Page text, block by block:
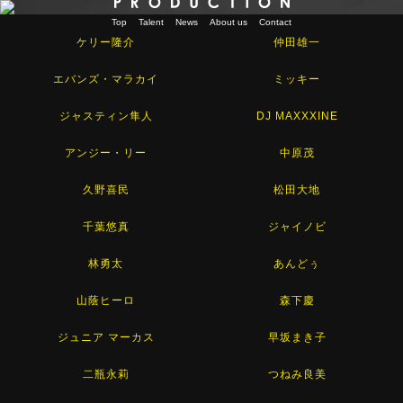
Top Talent News About us Contact
ケリー隆介 仲田雄一
エバンズ・マラカイ ミッキー
ジャスティン隼人 DJ MAXXXINE
アンジー・リー 中原茂
久野喜民 松田大地
千葉悠真 ジャイノビ
林勇太 あんどぅ
山蔭ヒーロ 森下慶
ジュニア マーカス 早坂まき子
二瓶永莉 つねみ良美